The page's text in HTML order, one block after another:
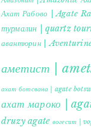
Ахат Рабово | Agate
турмалин | quartz
авантюрин |
аметист |
ахат ботсвана | agate
ахат мароко |
druzy agate вогесит |